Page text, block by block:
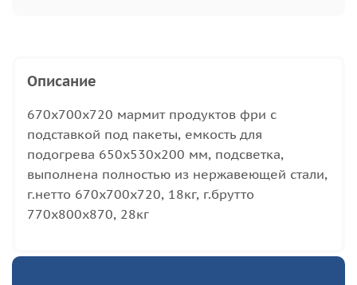
Описание
670х700х720 мармит продуктов фри с
подставкой под пакеты, емкость для
подогрева 650х530х200 мм, подсветка,
выполнена полностью из нержавеющей стали,
г.нетто 670х700х720, 18кг, г.брутто
770х800х870, 28кг